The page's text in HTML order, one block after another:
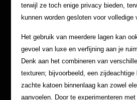
terwijl ze toch enige privacy bieden,
kunnen worden gesloten voor volledige
Het gebruik van meerdere lagen kan
gevoel van luxe en verfijning aan je
Denk aan het combineren van
texturen; bijvoorbeeld, een zijdeachtige
zachte katoen binnenlaag kan zowel
aanvoelen. Door te experimenteren